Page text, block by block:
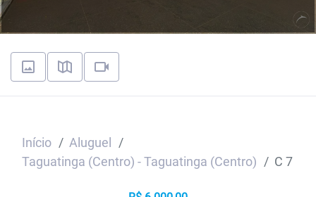
Início
Aluguel
Taguatinga (Centro) - Taguatinga (Centro)
C 7